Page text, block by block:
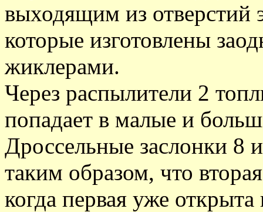
выходящим из отверстий
которые изготовлены
жиклерами.
Через распылители 2
попадает в малые и
Дроссельные заслонки 8
таким образом, что
когда первая уже